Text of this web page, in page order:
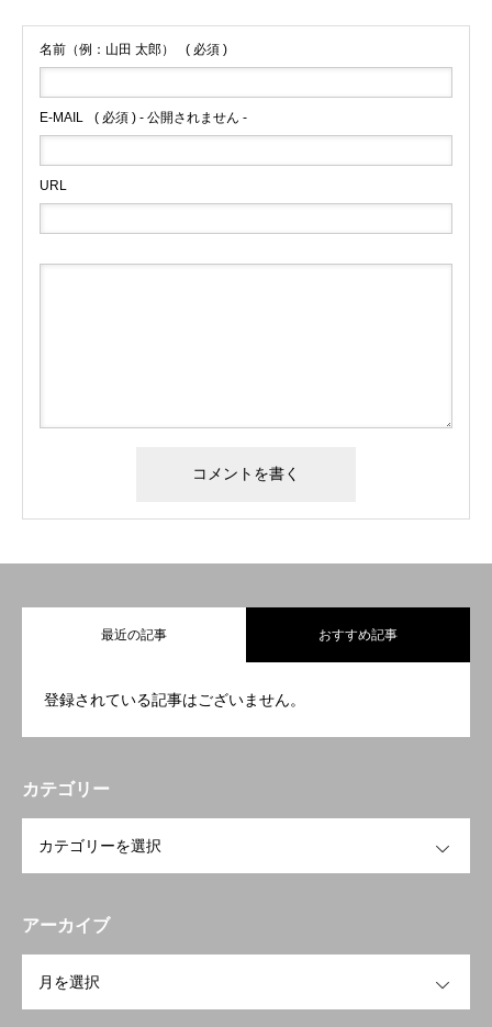
名前（例：山田 太郎） ( 必須 )
E-MAIL ( 必須 ) - 公開されません -
URL
最近の記事 おすすめ記事
登録されている記事はございません。
カテゴリー
アーカイブ